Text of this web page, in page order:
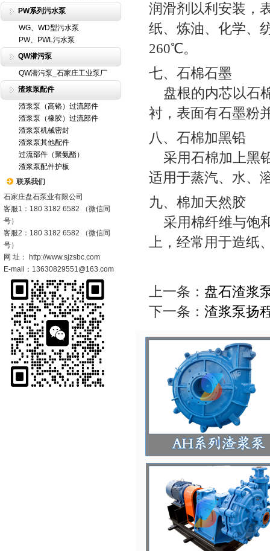
PW系列污水泵
WG、WD型污水泵
PW、PWL污水泵
QW潜污泵
QW潜污泵_石家庄工业泵厂
渣浆泵配件
渣浆泵（高铬）过流部件
渣浆泵（橡胶）过流部件
渣浆泵机械密封
渣浆泵其他配件
过流部件（聚氨酯）
渣浆泵配件护板
联系我们
石家庄盘石泵业有限公司
客服1：180 3182 6582 （微信同
号）
客服2：180 3182 6582 （微信同
号）
网 址： http://www.sjzsbc.com
E-mail：13630829551@163.com
润滑剂以利安装，
纸、炼油、化学、
260℃。
七、石棉石墨
盘根的内芯以石
衬，表面有石墨粉
八、石棉加黑铅
采用石棉加上黑
适用于蒸汽、水、
九、棉加天然胶
采用棉纤维与饱
上，经常用于造
上一条： 盘石渣浆
下一条： 渣浆泵扬